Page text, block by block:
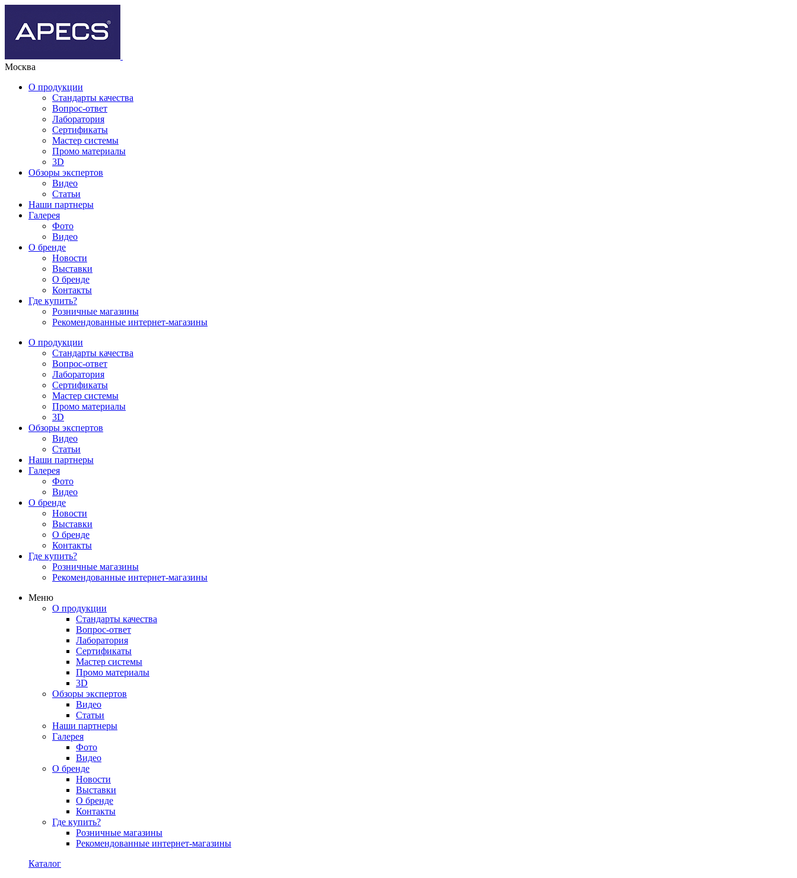
Москва
О продукции
Стандарты качества
Вопрос-ответ
Лаборатория
Сертификаты
Мастер системы
Промо материалы
3D
Обзоры экспертов
Видео
Статьи
Наши партнеры
Галерея
Фото
Видео
О бренде
Новости
Выставки
О бренде
Контакты
Где купить?
Розничные магазины
Рекомендованные интернет-магазины
О продукции
Стандарты качества
Вопрос-ответ
Лаборатория
Сертификаты
Мастер системы
Промо материалы
3D
Обзоры экспертов
Видео
Статьи
Наши партнеры
Галерея
Фото
Видео
О бренде
Новости
Выставки
О бренде
Контакты
Где купить?
Розничные магазины
Рекомендованные интернет-магазины
Меню
О продукции
Стандарты качества
Вопрос-ответ
Лаборатория
Сертификаты
Мастер системы
Промо материалы
3D
Обзоры экспертов
Видео
Статьи
Наши партнеры
Галерея
Фото
Видео
О бренде
Новости
Выставки
О бренде
Контакты
Где купить?
Розничные магазины
Рекомендованные интернет-магазины
Каталог